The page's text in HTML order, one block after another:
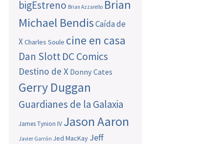
bigEstreno Brian Azzarello Brian
Michael BendisCaída de
XCharles Soule cine en casa
Dan SlottDC Comics
Destino de X Donny Cates
Gerry Duggan
Guardianes de la Galaxia
James Tynion IV Jason Aaron
Javier Garrón Jed MacKay Jeff